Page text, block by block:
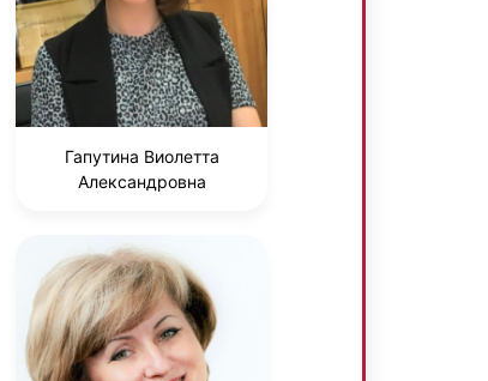
Гапутина Виолетта
Александровна